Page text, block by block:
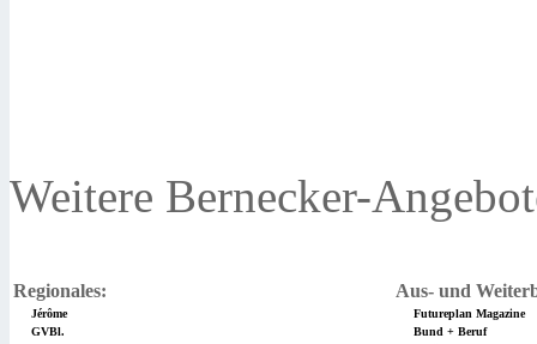
Weitere Bernecker-
Regionales: Aus- und
Jérôme
Futureplan Magazine
GVBl.
Bund + Beruf